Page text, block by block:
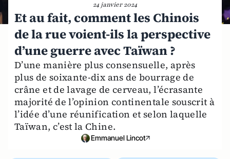
24 janvier 2024
Et au fait, comment les Chinois
de la rue voient-ils la perspective
d’une guerre avec Taïwan ?
D’une manière plus consensuelle, après
plus de soixante-dix ans de bourrage de
crâne et de lavage de cerveau, l’écrasante
majorité de l’opinion continentale souscrit à
l’idée d’une réunification et selon laquelle
Taïwan, c’est la Chine.
Emmanuel Lincot